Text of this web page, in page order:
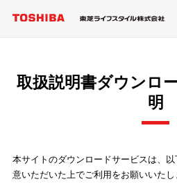
取扱説明書ダウンロ
明
本サイトのダウンロードサービスは、
意いただいた上でご利用をお願いいたし